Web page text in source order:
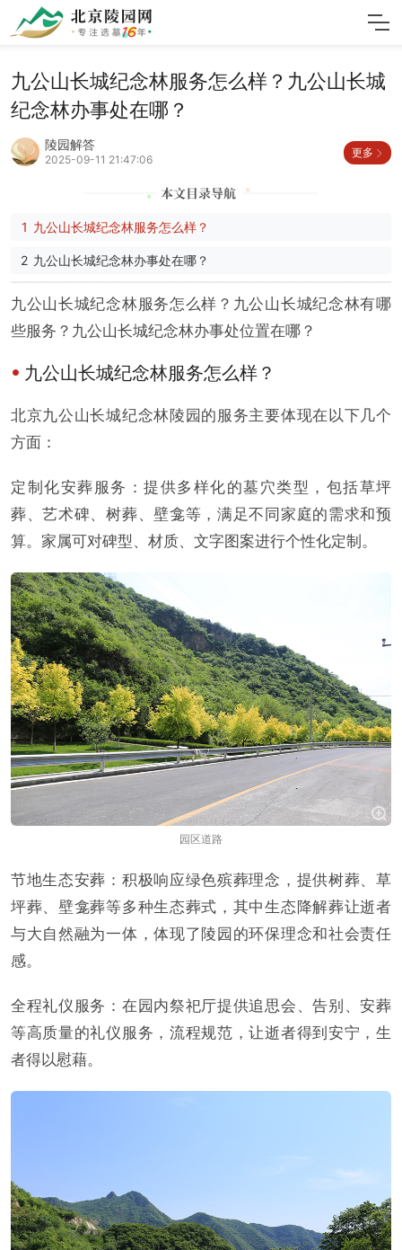
九公山长城纪念林服务怎么样？九公山长城
纪念林办事处在哪？
陵园解答
2025-09-11 21:47:06
更多
九公山长城纪念林服务怎么样？
九公山长城纪念林办事处在哪？
九公山长城纪念林服务怎么样？九公山长城纪念林有哪
些服务？九公山长城纪念林办事处位置在哪？
九公山长城纪念林服务怎么样？
北京九公山长城纪念林陵园的服务主要体现在以下几个
方面：
定制化安葬服务：提供多样化的墓穴类型，包括草坪
葬、艺术碑、树葬、壁龛等，满足不同家庭的需求和预
算。家属可对碑型、材质、文字图案进行个性化定制。
园区道路
节地生态安葬：积极响应绿色殡葬理念，提供树葬、草
坪葬、壁龛葬等多种生态葬式，其中生态降解葬让逝者
与大自然融为一体，体现了陵园的环保理念和社会责任
感。
全程礼仪服务：在园内祭祀厅提供追思会、告别、安葬
等高质量的礼仪服务，流程规范，让逝者得到安宁，生
者得以慰藉。